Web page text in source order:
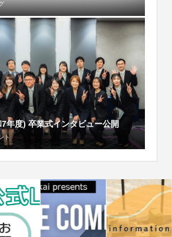
年度) 卒業式インタビュー公開
ト